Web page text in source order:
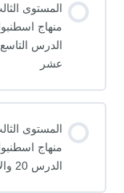
المستوى
منهاج
الدرس التاسع
عشر
المستوى
منهاج
الدرس 20 والأخير